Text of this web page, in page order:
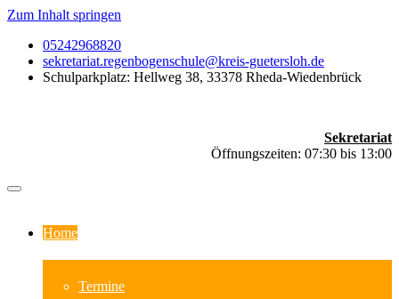
Zum Inhalt springen
05242968820
sekretariat.regenbogenschule@kreis-guetersloh.de
Schulparkplatz: Hellweg 38, 33378 Rheda-Wiedenbrück
Sekretariat
Öffnungszeiten: 07:30 bis 13:00
Home
Termine